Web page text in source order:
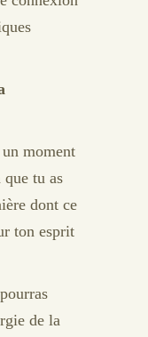
moment
tu as
dont ce
ton esprit
de la